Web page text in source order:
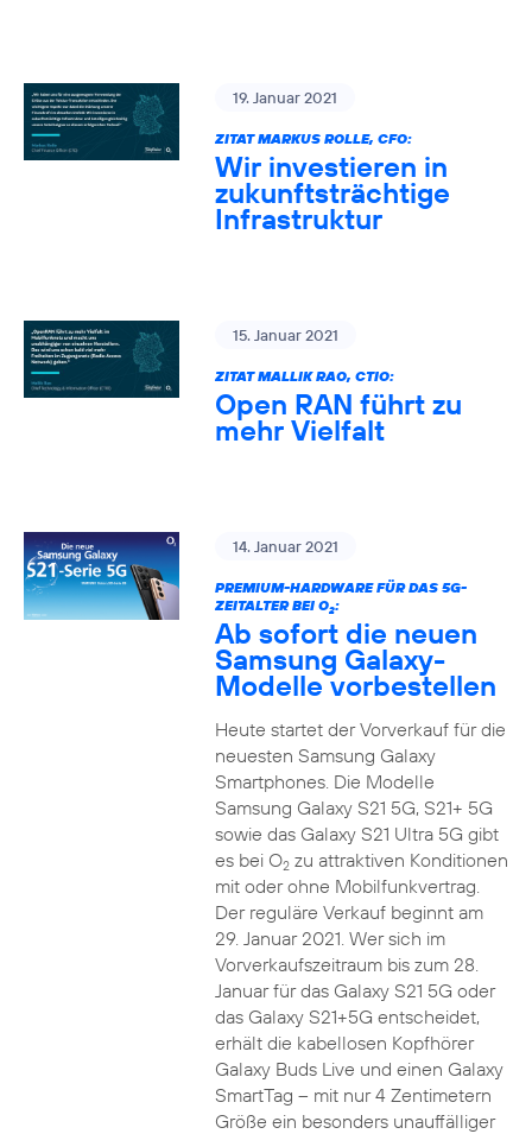
19. Januar 2021
ZITAT MARKUS ROLLE, CFO:
Wir investieren in
zukunftsträchtige
Infrastruktur
15. Januar 2021
ZITAT MALLIK RAO, CTIO:
Open RAN führt zu
mehr Vielfalt
14. Januar 2021
PREMIUM-HARDWARE FÜR DAS 5G-
ZEITALTER BEI O2:
Ab sofort die neuen
Samsung Galaxy-
Modelle vorbestellen
Heute startet der Vorverkauf für die
neuesten Samsung Galaxy
Smartphones. Die Modelle
Samsung Galaxy S21 5G, S21+ 5G
sowie das Galaxy S21 Ultra 5G gibt
es bei O2zu attraktiven Konditionen
mit oder ohne Mobilfunkvertrag.
Der reguläre Verkauf beginnt am
29. Januar 2021. Wer sich im
Vorverkaufszeitraum bis zum 28.
Januar für das Galaxy S21 5G oder
das Galaxy S21+5G entscheidet,
erhält die kabellosen Kopfhörer
Galaxy Buds Live und einen Galaxy
SmartTag – mit nur 4 Zentimetern
Größe ein besonders unauffälliger